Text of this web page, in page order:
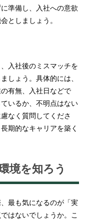
準備し、入社への意欲
としましょう。
入社後のミスマッチを
しょう。具体的には、
有無、入社日などで
いるか、不明点はない
なく質問してくださ
期的なキャリアを築く
境を知ろう
最も気になるのが「実
はないでしょうか。こ